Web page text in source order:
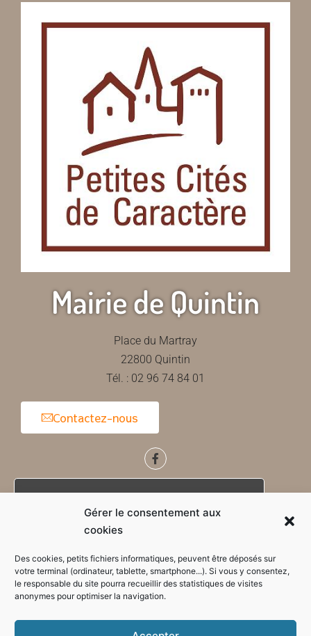
Gérer le consentement aux
cookies
Des cookies, petits fichiers informatiques, peuvent être déposés sur
votre terminal (ordinateur, tablette, smartphone...). Si vous y consentez,
le responsable du site pourra recueillir des statistiques de visites
anonymes pour optimiser la navigation.
Mairie de Quintin
Place du Martray
22800 Quintin
Tél. : 02 96 74 84 01
Contactez-nous